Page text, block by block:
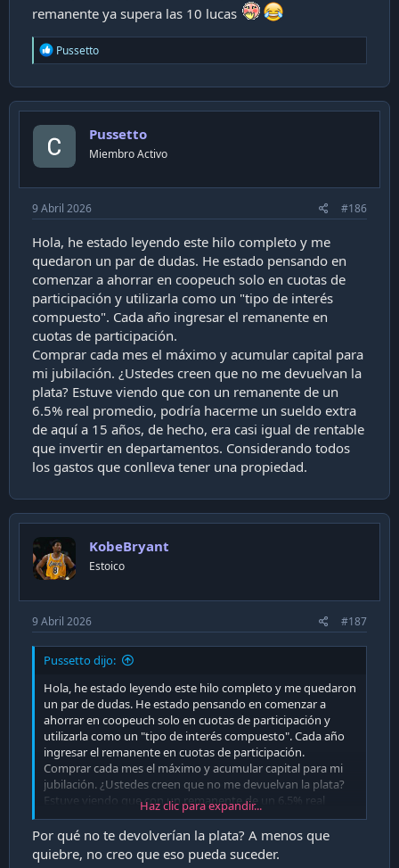
remanente ya supera las 10 lucas
R
e
c
t
o
n
Pussetto
Pussetto
Miembro Activo
9 Abril 2026 #186
Hola, he estado leyendo este hilo completo y me
quedaron un par de dudas. He estado pensando en
comenzar a ahorrar en coopeuch solo en cuotas de
participación y utilizarla como un "tipo de interés
compuesto". Cada año ingresar el remanente en
cuotas de participación.
Comprar cada mes el máximo y acumular capital para
mi jubilación. ¿Ustedes creen que no me devuelvan la
plata? Estuve viendo que con un remanente de un
6.5% real promedio, podría hacerme un sueldo extra
de aquí a 15 años, de hecho, era casi igual de rentable
que invertir en departamentos. Considerando todos
los gastos que conlleva tener una propiedad.
KobeBryant
Estoico
9 Abril 2026 #187
Pussetto dijo:
Hola, he estado leyendo este hilo completo y me quedaron
un par de dudas. He estado pensando en comenzar a
ahorrar en coopeuch solo en cuotas de participación y
utilizarla como un "tipo de interés compuesto". Cada año
ingresar el remanente en cuotas de participación.
Comprar cada mes el máximo y acumular capital para mi
jubilación. ¿Ustedes creen que no me devuelvan la plata?
Estuve viendo que con un remanente de un 6.5% real
promedio, podría hacerme un sueldo extra de aquí a 15
años, de hecho, era casi igual de rentable que invertir en
departamentos. Considerando todos los gastos que
conlleva tener una propiedad.
Haz clic para expandir...
Por qué no te devolverían la plata? A menos que
quiebre, no creo que eso pueda suceder.